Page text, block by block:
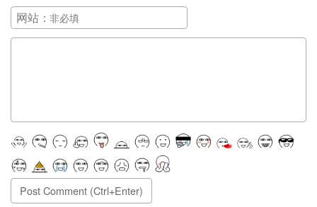
网站：